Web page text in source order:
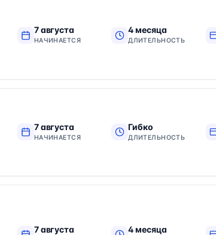
7 августа
НАЧИНАЕТСЯ
4 месяца
ДЛИТЕЛЬНОСТЬ
7 августа
НАЧИНАЕТСЯ
Гибко
ДЛИТЕЛЬНОСТЬ
7 августа 4 месяца